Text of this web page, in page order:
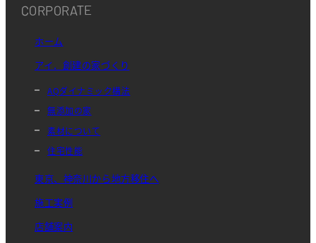
CORPORATE
ホーム
アイ．創建の家づくり
AQダイナミック構法
無添加の家
素材について
住宅性能
東京、神奈川から地方移住へ
施工実例
店舗案内